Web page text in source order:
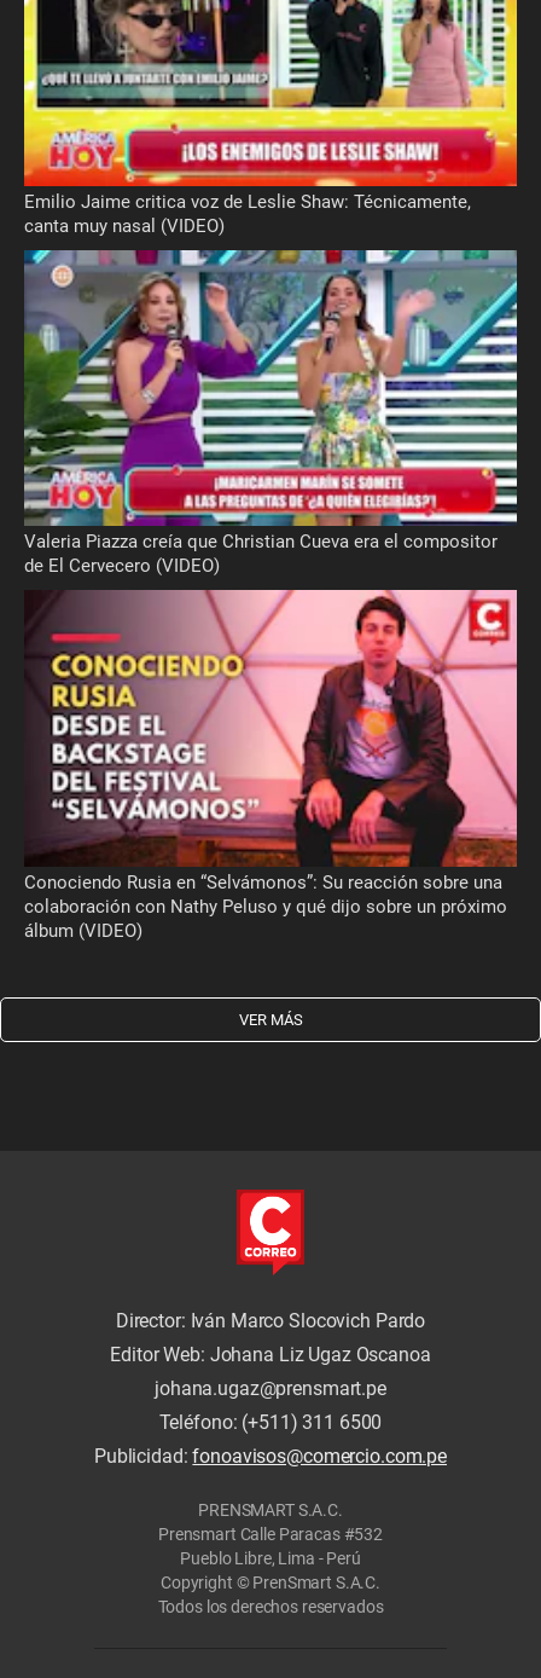
Emilio Jaime critica voz de Leslie Shaw: Técnicamente,
canta muy nasal (VIDEO)
Valeria Piazza creía que Christian Cueva era el compositor
de El Cervecero (VIDEO)
Conociendo Rusia en “Selvámonos”: Su reacción sobre una
colaboración con Nathy Peluso y qué dijo sobre un próximo
álbum (VIDEO)
VER MÁS
Director: Iván Marco Slocovich Pardo
Editor Web: Johana Liz Ugaz Oscanoa
johana.ugaz@prensmart.pe
Teléfono: (+511) 311 6500
Publicidad:fonoavisos@comercio.com.pe
PRENSMART S.A.C.
Prensmart Calle Paracas #532
Pueblo Libre, Lima - Perú
Copyright © PrenSmart S.A.C.
Todos los derechos reservados